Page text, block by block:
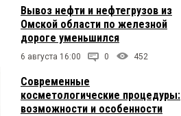
Вывоз нефти и нефтегрузов из
Омской области по железной
дороге уменьшился
6 августа 16:00 0 452
Современные
косметологические процедуры:
возможности и особенности